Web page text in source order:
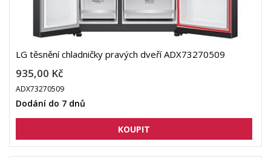
LG těsnění chladničky pravých dveří ADX73270509
935,00 Kč
ADX73270509
Dodání do 7 dnů